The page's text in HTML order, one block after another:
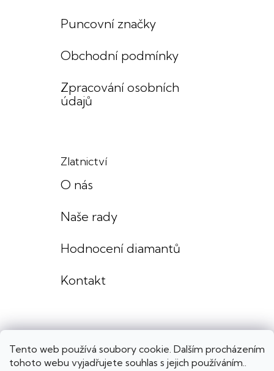
Tento web používá soubory cookie. Dalším procházením
tohoto webu vyjadřujete souhlas s jejich používáním..
Puncovní značky
Obchodní podmínky
Zpracování osobních
údajů
Zlatnictví
O nás
Naše rady
Hodnocení diamantů
Kontakt